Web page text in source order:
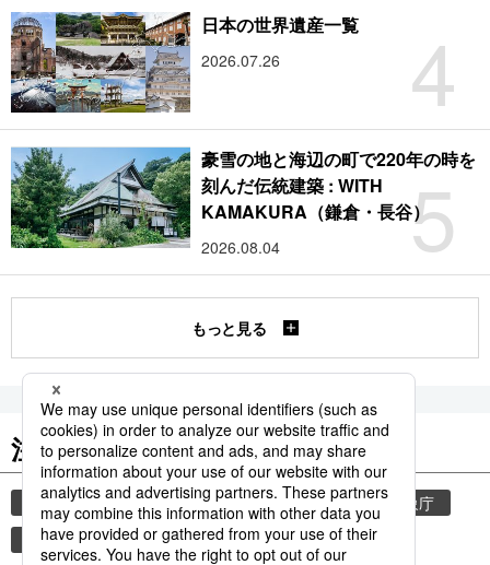
4
日本の世界遺産一覧
2026.07.26
5
豪雪の地と海辺の町で220年の時を
刻んだ伝統建築 : WITH
KAMAKURA（鎌倉・長谷）
2026.08.04
もっと見る
注目のキーワード
共同通信ニュース 気象・災害 災害
気象庁
津波
地震 熊本 熊本地震 観光